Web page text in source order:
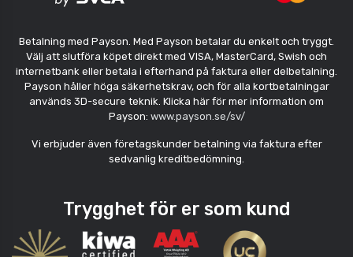
Betalning med Payson. Med Payson betalar du enkelt och tryggt.
Välj att slutföra köpet direkt med VISA, MasterCard, Swish och
internetbank eller betala i efterhand på faktura eller delbetalning.
Payson håller höga säkerhetskrav, och för alla kortbetalningar
används 3D-secure teknik. Klicka här för mer information om
Payson: www.payson.se/sv/
Vi erbjuder även företagskunder betalning via faktura efter
sedvanlig kreditbedömning.
Trygghet för er som kund